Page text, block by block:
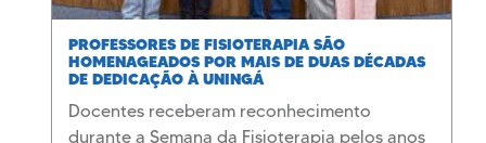
PROFESSORES DE FISIOTERAPIA SÃO
HOMENAGEADOS POR MAIS DE DUAS DÉCADAS
DE DEDICAÇÃO À UNINGÁ
Docentes receberam reconhecimento
durante a Semana da Fisioterapia pelos anos